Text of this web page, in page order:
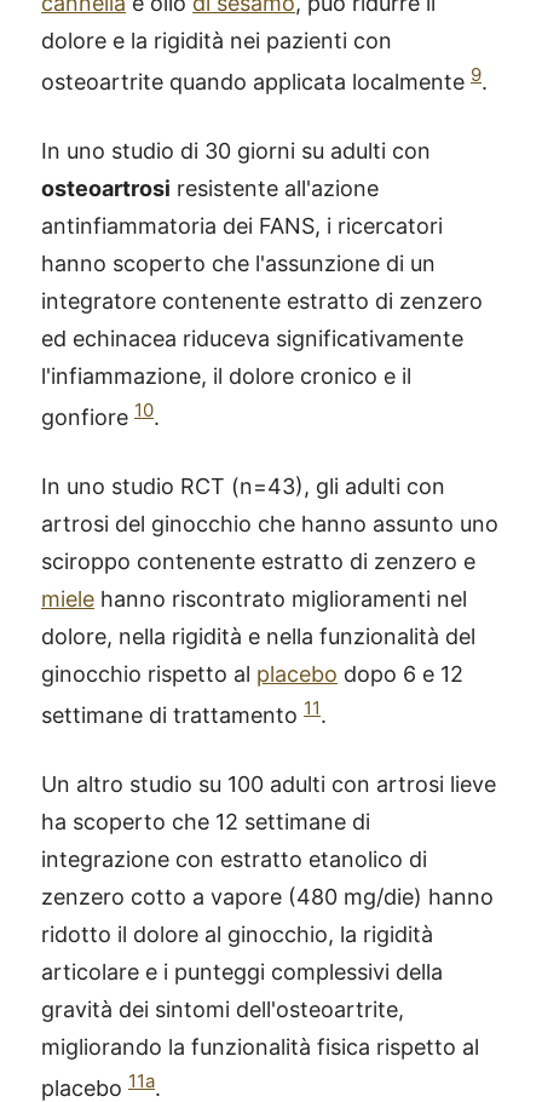
dolore e la rigidità nei pazienti con
osteoartrite quando applicata localmente 9.
In uno studio di 30 giorni su adulti con
osteoartrosi resistente all'azione
antinfiammatoria dei FANS, i ricercatori
hanno scoperto che l'assunzione di un
integratore contenente estratto di zenzero
ed echinacea riduceva significativamente
l'infiammazione, il dolore cronico e il
gonfiore 10.
In uno studio RCT (n=43), gli adulti con
artrosi del ginocchio che hanno assunto uno
sciroppo contenente estratto di zenzero e
miele hanno riscontrato miglioramenti nel
dolore, nella rigidità e nella funzionalità del
ginocchio rispetto al placebo dopo 6 e 12
settimane di trattamento 11.
Un altro studio su 100 adulti con artrosi lieve
ha scoperto che 12 settimane di
integrazione con estratto etanolico di
zenzero cotto a vapore (480 mg/die) hanno
ridotto il dolore al ginocchio, la rigidità
articolare e i punteggi complessivi della
gravità dei sintomi dell'osteoartrite,
migliorando la funzionalità fisica rispetto al
placebo 11a.